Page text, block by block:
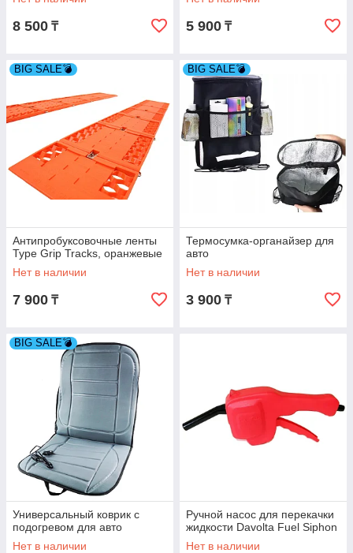
8 500 ₸ 5 900 ₸
BIG SALE💣
Антипробуксовочные ленты
Type Grip Tracks, оранжевые
Нет в наличии
7 900 ₸
BIG SALE💣
Термосумка-органайзер для
авто
Нет в наличии
3 900 ₸
BIG SALE💣
Универсальный коврик с
подогревом для авто
Нет в наличии
Ручной насос для перекачки
жидкости Davolta Fuel Siphon
Нет в наличии